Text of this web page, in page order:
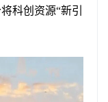
科创资源“新引